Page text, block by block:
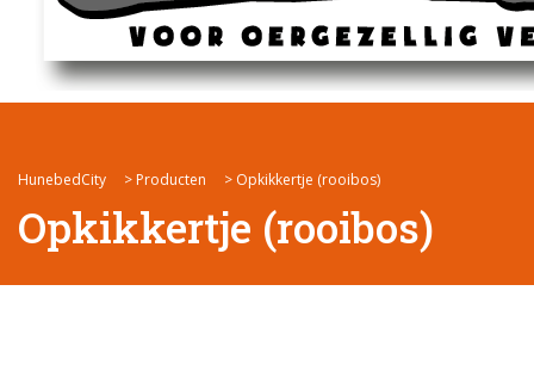
HunebedCity > Producten > Opkikkertje (rooibos)
Opkikkertje (rooibos)